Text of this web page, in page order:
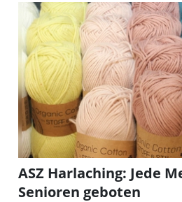
ASZ Harlaching: Jede
Senioren geboten